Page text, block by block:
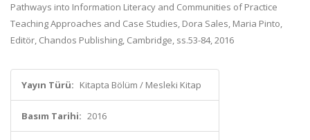
Pathways into Information Literacy and Communities of Practice
Teaching Approaches and Case Studies, Dora Sales, Maria Pinto,
Editör, Chandos Publishing, Cambridge, ss.53-84, 2016
Yayın Türü: Kitapta Bölüm / Mesleki Kitap
Basım Tarihi: 2016